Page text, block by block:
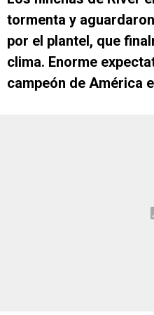
tormenta y
por el plantel, que
clima. Enorme
campeón de América